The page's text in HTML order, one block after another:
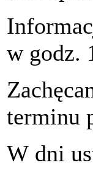
w godz.
terminu
W dni